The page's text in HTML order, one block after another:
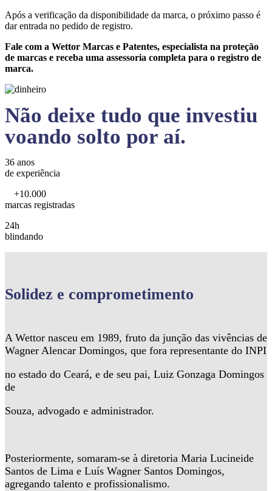
Após a verificação da disponibilidade da marca, o próximo passo é
dar entrada no pedido de registro.
Fale com a Wettor Marcas e Patentes, especialista na proteção
de marcas e receba uma assessoria completa para o registro de
marca.
Não deixe tudo que investiu
voando solto por aí.
36 anos
de experiência
+10.000
marcas registradas
24h
blindando
Solidez e comprometimento
A Wettor nasceu em 1989, fruto da junção das vivências de
Wagner Alencar Domingos, que fora representante do INPI
no estado do Ceará, e de seu pai, Luiz Gonzaga Domingos
de
Souza, advogado e administrador.
Posteriormente, somaram-se à diretoria Maria Lucineide
Santos de Lima e Luís Wagner Santos Domingos,
agregando talento e profissionalismo.